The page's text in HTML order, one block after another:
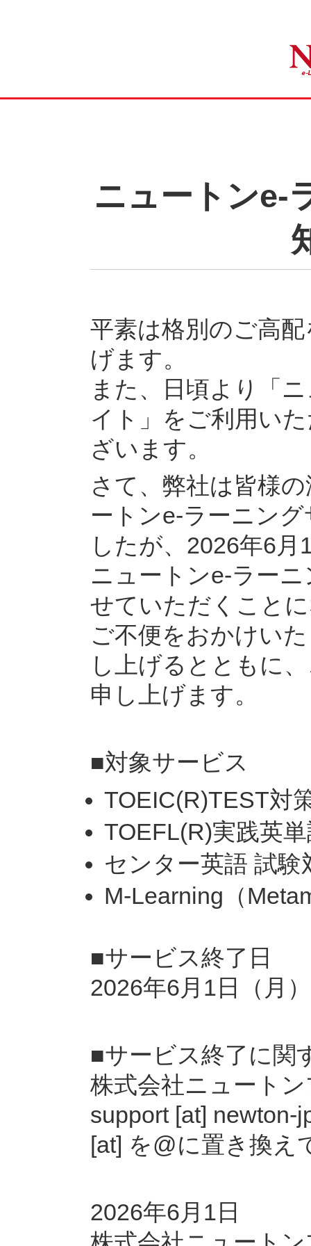
ニュートンe-
平素は格別のご高
げます。
また、日頃より「
イト」をご利用い
ざいます。
さて、弊社は皆様
ートンe-ラーニン
したが、2026年6
ニュートンe-ラー
せていただくこと
ご不便をおかけい
し上げるとともに
申し上げます。
■対象サービス
TOEIC(R)TEST対
TOEFL(R)実践英
センター英語 試験
M-Learning（
■サービス終了日
2026年6月1日（月）
■サービス終了に関
株式会社ニュート
support [at] newton-
[at] を@に置き換え
2026年6月1日